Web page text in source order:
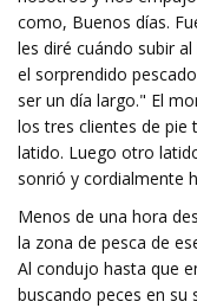
como, Buenos días.
les diré cuándo subir
el sorprendido
ser un día largo." El
los tres clientes de pie
latido. Luego otro
sonrió y cordialmente
Menos de una hora
la zona de pesca de
Al condujo hasta que
buscando peces en su